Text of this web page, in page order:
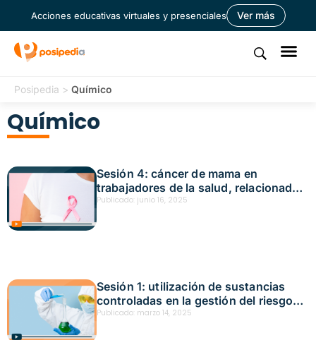
Acciones educativas virtuales y presenciales Ver más
Posipedia > Químico
Químico
Sesión 4: cáncer de mama en
trabajadores de la salud, relacionado
con factores de riesgo ocupacional,
Publicado: junio 16, 2025
Sesión 1: utilización de sustancias
controladas en la gestión del riesgo
químico -resolución 001 de 2015
Publicado: marzo 14, 2025